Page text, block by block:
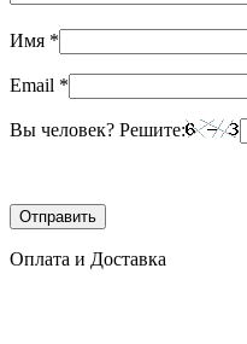
Имя *
Email *
Вы человек? Решите:
Оплата и Доставка